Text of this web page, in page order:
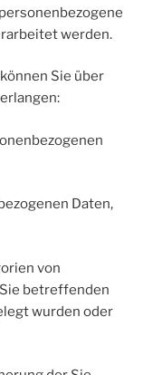
werden.
Sie über
Daten,
von
betreffenden
wurden oder